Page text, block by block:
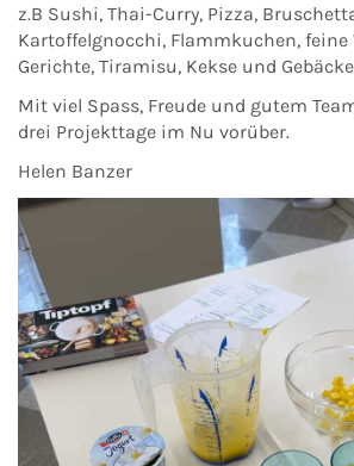
z.B Sushi, Thai-Curry, Pizza,
Kartoffelgnocchi, Flammkuchen, feine
Gerichte, Tiramisu, Kekse und
Mit viel Spass, Freude und gutem
drei Projekttage im Nu vorüber.
Helen Banzer